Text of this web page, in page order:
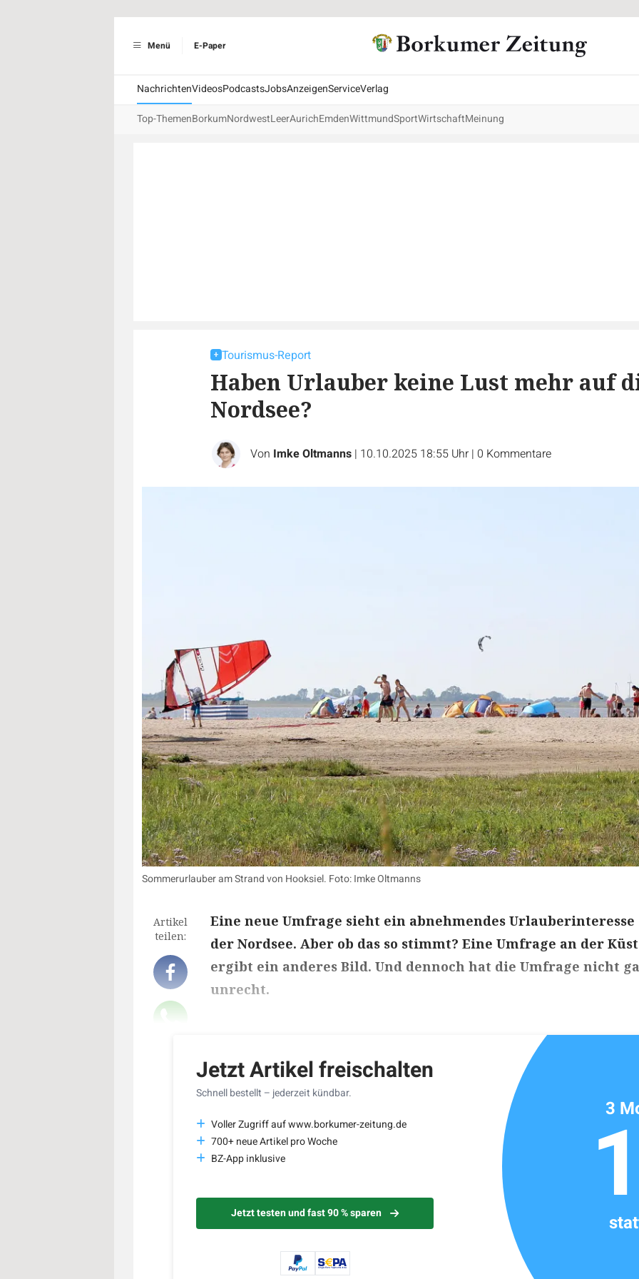
Menü E-Paper
NachrichtenVideosPodcastsJobsAnzeigenServiceVerlag
Top-ThemenBorkumNordwestLeerAurichEmdenWittmundSportWirtschaftMeinung
Tourismus-Report
Haben Urlauber keine Lust mehr auf
Nordsee?
Von Imke Oltmanns | 10.10.2025 18:55 Uhr | 0 Kommentare
Sommerurlauber am Strand von Hooksiel. Foto: Imke Oltmanns
Artikel
teilen:
Eine neue Umfrage sieht ein abnehmendes Urlauberinteresse
der Nordsee. Aber ob das so stimmt? Eine Umfrage an der
ergibt ein anderes Bild. Und dennoch hat die Umfrage nicht
unrecht.
Jetzt Artikel freischalten
Schnell bestellt – jederzeit kündbar.
Voller Zugriff auf www.borkumer-zeitung.de
700+ neue Artikel pro Woche
BZ-App inklusive
Jetzt testen und fast 90 % sparen
3